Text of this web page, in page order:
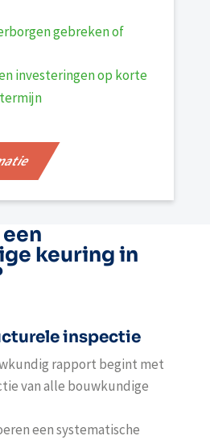
gebreken of
investeringen op korte
keuring in
inspectie
rapport begint met
van alle bouwkundige
een systematische